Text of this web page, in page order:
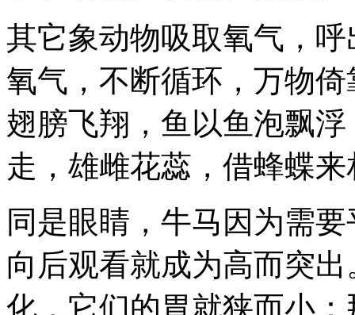
其它象动物吸取氧气，
氧气，不断循环，万物
翅膀飞翔，鱼以鱼泡飘
走，雄雌花蕊，借蜂蝶
同是眼睛，牛马因为需
向后观看就成为高而突
化，它们的胃就狭而小